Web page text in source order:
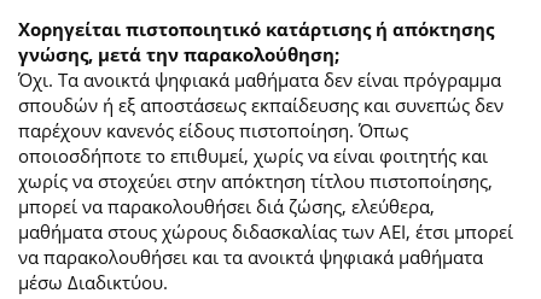
Χορηγείται πιστοποιητικό κατάρτισης ή απόκτησης
γνώσης, μετά την παρακολούθηση;
Όχι. Τα ανοικτά ψηφιακά μαθήματα δεν είναι πρόγραμμα
σπουδών ή εξ αποστάσεως εκπαίδευσης και συνεπώς δεν
παρέχουν κανενός είδους πιστοποίηση. Όπως
οποιοσδήποτε το επιθυμεί, χωρίς να είναι φοιτητής και
χωρίς να στοχεύει στην απόκτηση τίτλου πιστοποίησης,
μπορεί να παρακολουθήσει διά ζώσης, ελεύθερα,
μαθήματα στους χώρους διδασκαλίας των ΑΕΙ, έτσι μπορεί
να παρακολουθήσει και τα ανοικτά ψηφιακά μαθήματα
μέσω Διαδικτύου.